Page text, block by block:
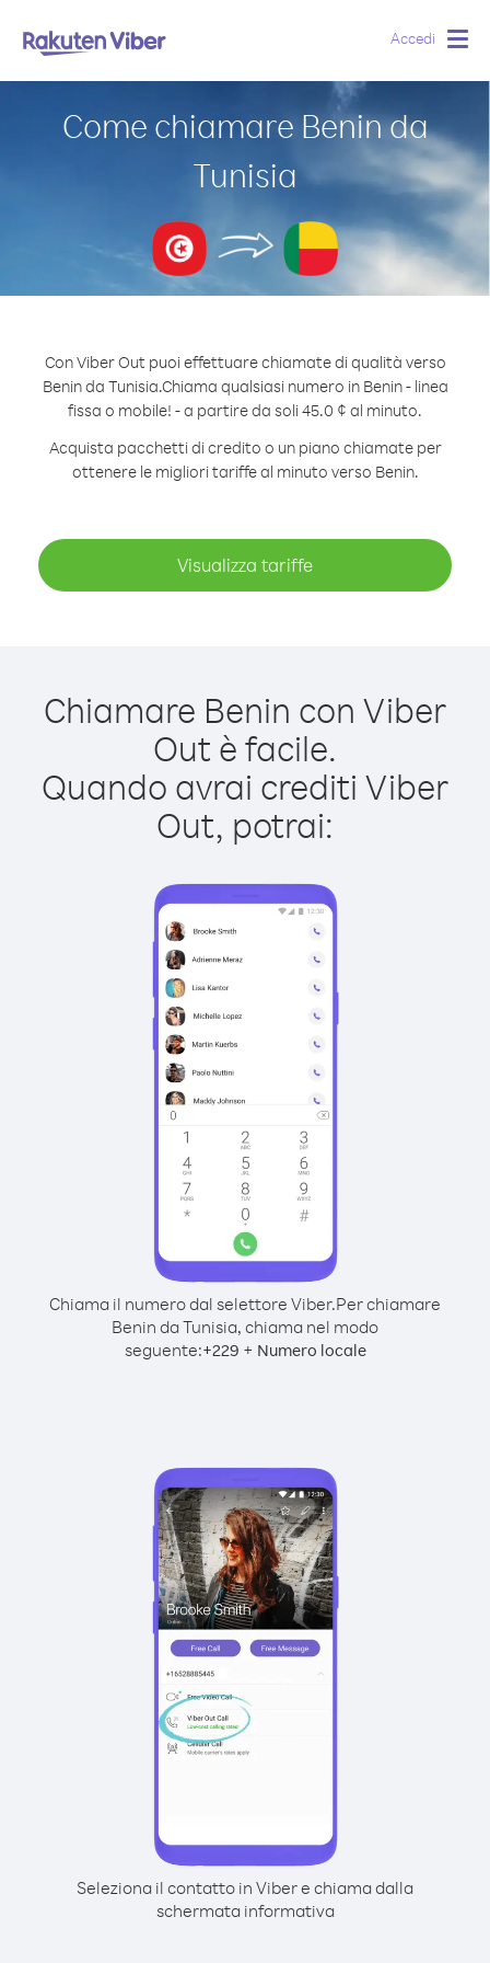
Accedi
Come chiamare Benin da
Tunisia
Con Viber Out puoi effettuare chiamate di qualità verso
Benin da Tunisia.Chiama qualsiasi numero in Benin - linea
fissa o mobile! - a partire da soli 45.0 ¢ al minuto.
Acquista pacchetti di credito o un piano chiamate per
ottenere le migliori tariffe al minuto verso Benin.
Visualizza tariffe
Chiamare Benin con Viber
Out è facile.
Quando avrai crediti Viber
Out, potrai:
Chiama il numero dal selettore Viber.Per chiamare
Benin da Tunisia, chiama nel modo
seguente:+229 + Numero locale
Seleziona il contatto in Viber e chiama dalla
schermata informativa